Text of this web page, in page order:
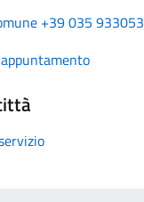
+39 035 933053